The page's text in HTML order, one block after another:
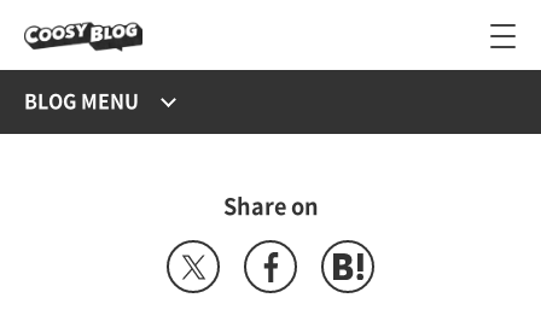
BLOG MENU
Share on